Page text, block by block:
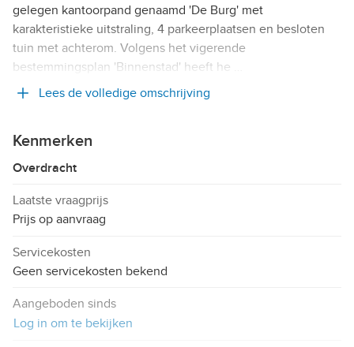
gelegen kantoorpand genaamd 'De Burg' met
karakteristieke uitstraling, 4 parkeerplaatsen en besloten
tuin met achterom. Volgens het vigerende
bestemmingsplan 'Binnenstad' heeft he …
Lees de volledige omschrijving
Kenmerken
Overdracht
Laatste vraagprijs
Prijs op aanvraag
Servicekosten
Geen servicekosten bekend
Aangeboden sinds
Log in om te bekijken